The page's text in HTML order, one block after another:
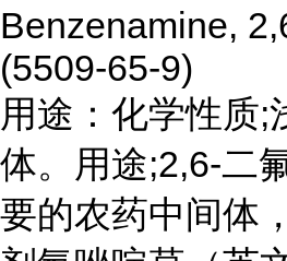
Benzenamine,
(5509-65-9)
用途：化学性质;
体。用途;2,6-二
要的农药中间体